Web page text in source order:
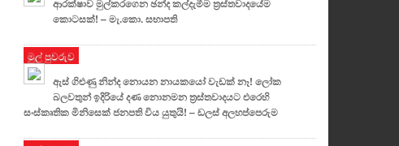
ආරක්ෂාව මුල්කරගෙන ඡන්ද කල්දැමීම ත්‍රස්තවාදයේම
කොටසක්! – මැ.කො. සභාපති
මුල් පුවරුව
ඇස් ගිළුණු නින්ද නොයන නායකයෝ වැඩක් නෑ! ලෝක
බලවතුන් ඉදිරියේ දණ නොනමන ත්‍රස්තවාදයට එරෙහි
සංස්කෘතික මිනිසෙක් ජනපති විය යුතුයි! – ඩලස් අලහප්පෙරුම